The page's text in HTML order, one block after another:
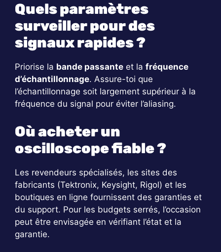
Quels paramètres
surveiller pour des
signaux rapides ?
Priorise la bande passante et la fréquence
d’échantillonnage. Assure-toi que
l’échantillonnage soit largement supérieur à la
fréquence du signal pour éviter l’aliasing.
Où acheter un
oscilloscope fiable ?
Les revendeurs spécialisés, les sites des
fabricants (Tektronix, Keysight, Rigol) et les
boutiques en ligne fournissent des garanties et
du support. Pour les budgets serrés, l’occasion
peut être envisagée en vérifiant l’état et la
garantie.